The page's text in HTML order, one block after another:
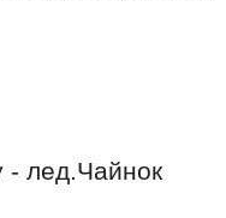
- лед.Чайнок